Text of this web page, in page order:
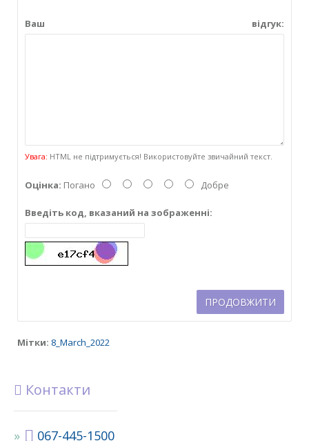
Ваш відгук:
Увага: HTML не підтримується! Використовуйте звичайний текст.
Оцінка: Погано Добре
Введіть код, вказаний на зображенні:
ПРОДОВЖИТИ
Мітки: 8_March_2022
Контакти
067-445-1500